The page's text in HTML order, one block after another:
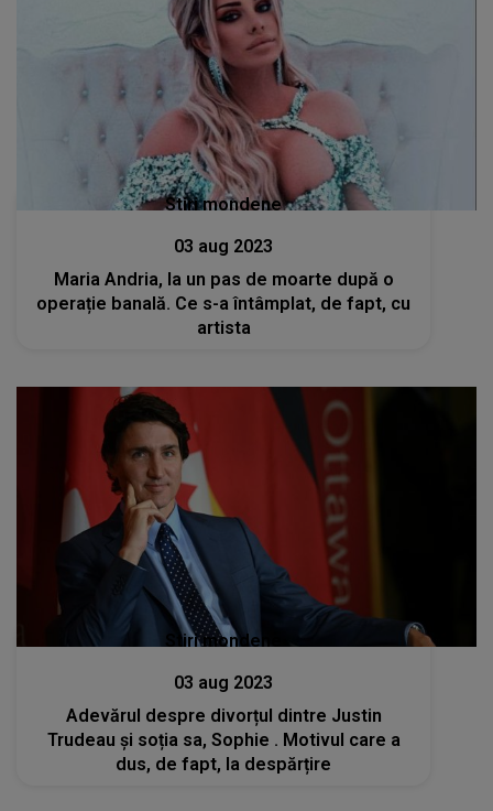
Stiri mondene
03 aug 2023
Maria Andria, la un pas de moarte după o
operație banală. Ce s-a întâmplat, de fapt, cu
artista
Stiri mondene
03 aug 2023
Adevărul despre divorțul dintre Justin
Trudeau și soția sa, Sophie . Motivul care a
dus, de fapt, la despărțire